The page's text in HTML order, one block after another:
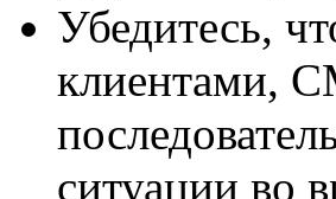
Убедитесь,
клиентами,
ситуации во